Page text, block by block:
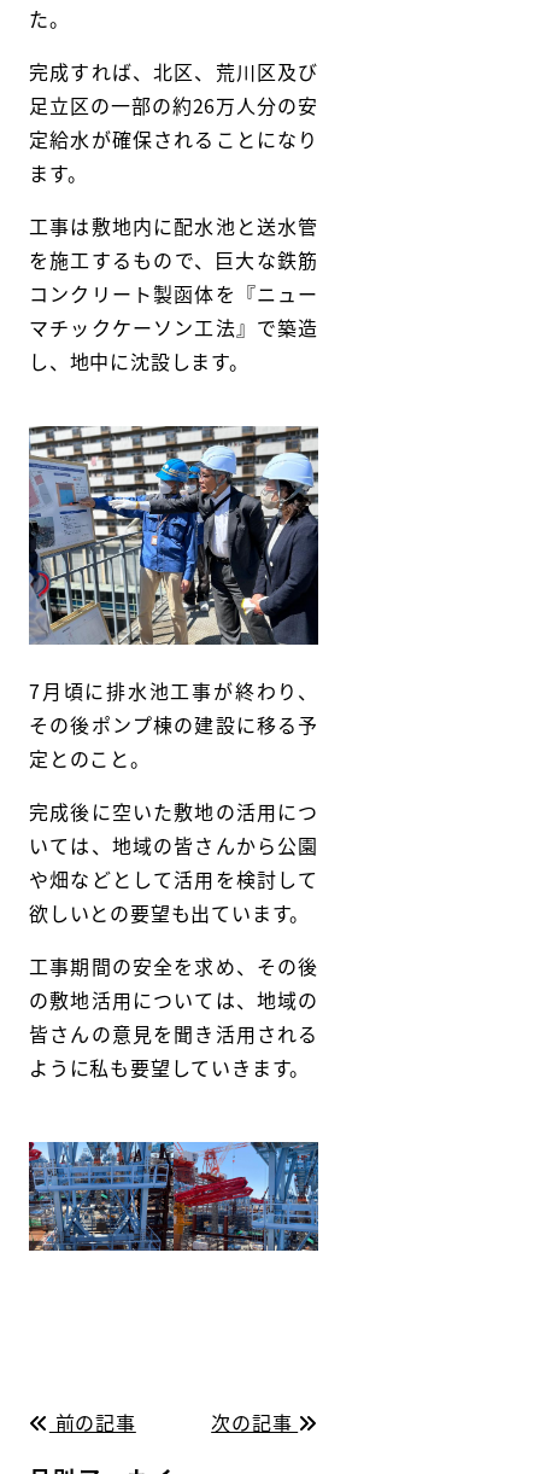
た。
完成すれば、北区、荒川区及び
足立区の一部の約26万人分の安
定給水が確保されることになり
ます。
工事は敷地内に配水池と送水管
を施工するもので、巨大な鉄筋
コンクリート製函体を『ニュー
マチックケーソン工法』で築造
し、地中に沈設します。
7月頃に排水池工事が終わり、
その後ポンプ棟の建設に移る予
定とのこと。
完成後に空いた敷地の活用につ
いては、地域の皆さんから公園
や畑などとして活用を検討して
欲しいとの要望も出ています。
工事期間の安全を求め、その後
の敷地活用については、地域の
皆さんの意見を聞き活用される
ように私も要望していきます。
前の記事 次の記事